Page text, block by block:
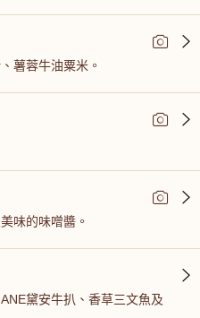
薯蓉牛油粟米。
味的味噌醬。
黛安牛扒、香草三文魚及